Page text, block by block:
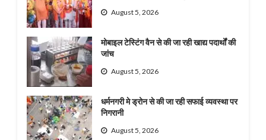
August 5, 2026
मोबाइल टेस्टिंग वैन से की जा रही खाद्य पदार्थों की
जांच
August 5, 2026
धर्मनगरी मे ड्रोन से की जा रही सफाई व्यवस्था पर
निगरानी
August 5, 2026